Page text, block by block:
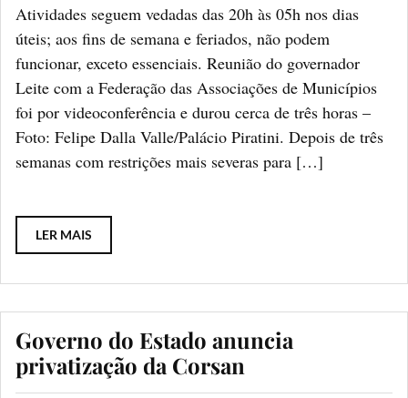
Atividades seguem vedadas das 20h às 05h nos dias
úteis; aos fins de semana e feriados, não podem
funcionar, exceto essenciais. Reunião do governador
Leite com a Federação das Associações de Municípios
foi por videoconferência e durou cerca de três horas –
Foto: Felipe Dalla Valle/Palácio Piratini. Depois de três
semanas com restrições mais severas para […]
LER MAIS
Governo do Estado anuncia
privatização da Corsan